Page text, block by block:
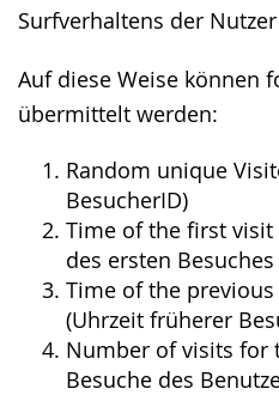
Surfverhaltens der
Auf diese Weise können
übermittelt werden:
Random unique
BesucherID)
Time of the first
des ersten
Time of the
(Uhrzeit früherer
Number of visits for
Besuche des